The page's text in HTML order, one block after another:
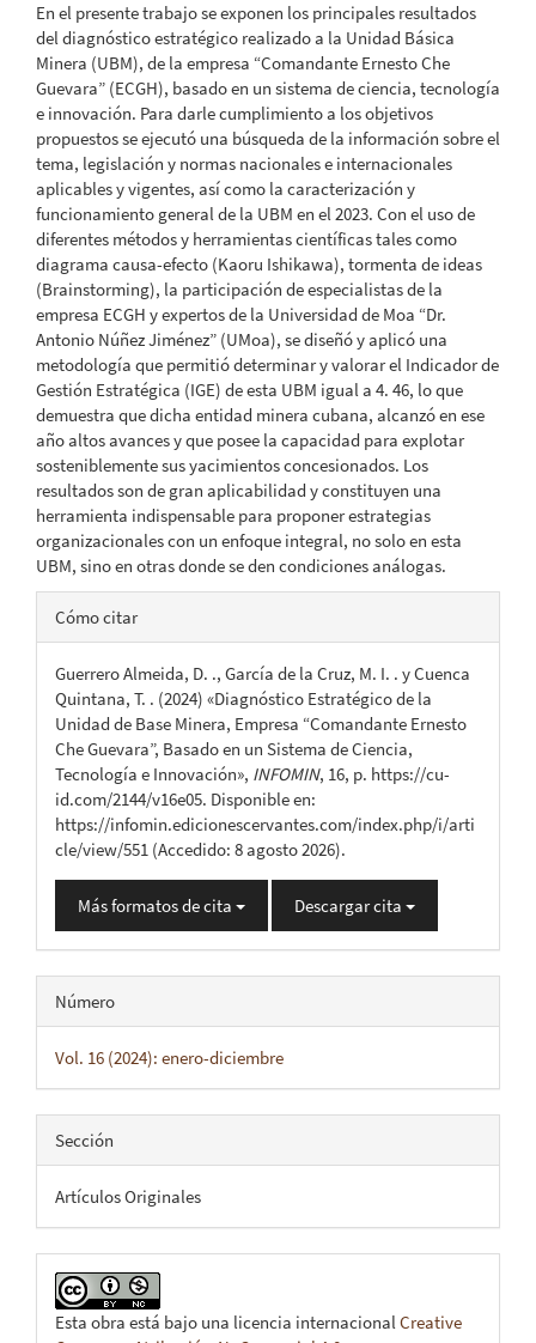
En el presente trabajo se exponen los principales resultados
del diagnóstico estratégico realizado a la Unidad Básica
Minera (UBM), de la empresa “Comandante Ernesto Che
Guevara” (ECGH), basado en un sistema de ciencia, tecnología
e innovación. Para darle cumplimiento a los objetivos
propuestos se ejecutó una búsqueda de la información sobre el
tema, legislación y normas nacionales e internacionales
aplicables y vigentes, así como la caracterización y
funcionamiento general de la UBM en el 2023. Con el uso de
diferentes métodos y herramientas científicas tales como
diagrama causa-efecto (Kaoru Ishikawa), tormenta de ideas
(Brainstorming), la participación de especialistas de la
empresa ECGH y expertos de la Universidad de Moa “Dr.
Antonio Núñez Jiménez” (UMoa), se diseñó y aplicó una
metodología que permitió determinar y valorar el Indicador de
Gestión Estratégica (IGE) de esta UBM igual a 4. 46, lo que
demuestra que dicha entidad minera cubana, alcanzó en ese
año altos avances y que posee la capacidad para explotar
sosteniblemente sus yacimientos concesionados. Los
resultados son de gran aplicabilidad y constituyen una
herramienta indispensable para proponer estrategias
organizacionales con un enfoque integral, no solo en esta
UBM, sino en otras donde se den condiciones análogas.
Detalles
del
artículo
Cómo citar
Guerrero Almeida, D. ., García de la Cruz, M. I. . y Cuenca
Quintana, T. . (2024) «Diagnóstico Estratégico de la
Unidad de Base Minera, Empresa “Comandante Ernesto
Che Guevara”, Basado en un Sistema de Ciencia,
Tecnología e Innovación», INFOMIN, 16, p. https://cu-
id.com/2144/v16e05. Disponible en:
https://infomin.edicionescervantes.com/index.php/i/arti
cle/view/551 (Accedido: 8 agosto 2026).
Más formatos de cita Descargar cita
Número
Vol. 16 (2024): enero-diciembre
Sección
Artículos Originales
Esta obra está bajo una licencia internacionalCreative